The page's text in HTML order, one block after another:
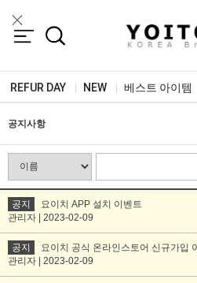
REFUR DAY NEW 베스트 아이템
공지사항
공지
요이치 APP 설치 이벤트
관리자 | 2023-02-09
공지
요이치 공식 온라인스토어 신규가입
관리자 | 2023-02-09